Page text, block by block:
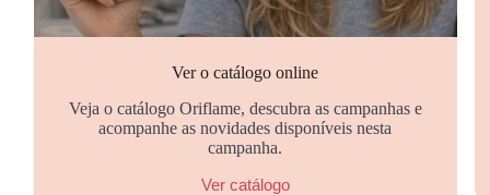
Ver o catálogo online
Veja o catálogo Oriflame, descubra as campanhas e
acompanhe as novidades disponíveis nesta
campanha.
Ver catálogo